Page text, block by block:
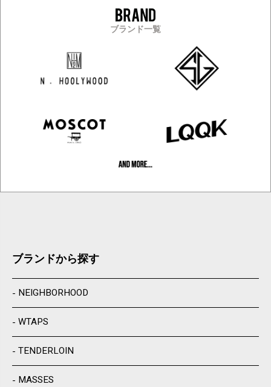
ブランド一覧
ブランドから探す
NEIGHBORHOOD
WTAPS
TENDERLOIN
MASSES